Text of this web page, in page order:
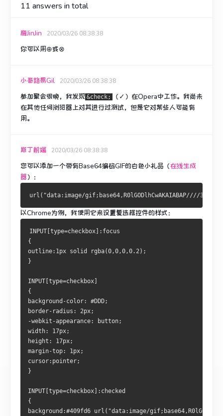
11 answers in total
梅JinJin 2020/03/26 08:38:38
你可以用⊕或⊗
小哥路易Gil 2020/03/26 08:38:38
参加聚会很晚，我发现 &check; （✓）在Opera中工作。 我尚未
在其他任何浏览器上对其进行过测试，但是它对某些人可能有
用。
斯丁前端 2020/03/26 08:38:38
您可以添加一个带有Base64编码GIF的白色小礼品（在线生成
器）：
以Chrome为例，我使用它来设置复选框控件的样式：
INPUT[type=checkbox]:focus
{
outline:1px solid rgba(0,0,0,0.2);
}
INPUT[type=checkbox]
{
background-color: #DDD;
border-radius: 2px;
-webkit-appearance: button;
width: 17px;
height: 17px;
margin-top: 1px;
cursor:pointer;
}
INPUT[type=checkbox]:checked
{
background:#409fd6 url("data:image/